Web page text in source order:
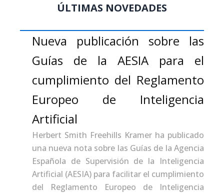
ÚLTIMAS NOVEDADES
Nueva publicación sobre las
Guías de la AESIA para el
cumplimiento del Reglamento
Europeo de Inteligencia
Artificial
Herbert Smith Freehills Kramer ha publicado
una nueva nota sobre las Guías de la Agencia
Española de Supervisión de la Inteligencia
Artificial (AESIA) para facilitar el cumplimiento
del Reglamento Europeo de Inteligencia